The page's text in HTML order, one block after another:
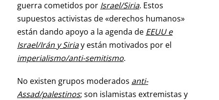
guerra cometidos por Israel/Siria. Estos
supuestos activistas de «derechos humanos»
están dando apoyo a la agenda de EEUU e
Israel/Irán y Siriay están motivados por el
imperialismo/anti-semitismo.
No existen grupos moderados anti-
Assad/palestinos; son islamistas extremistas y